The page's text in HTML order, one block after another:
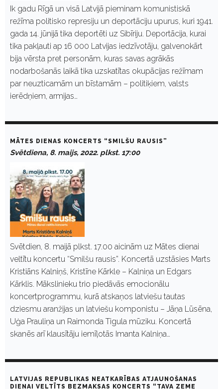
Ik gadu Rīgā un visā Latvijā pieminam komunistiskā
režīma politisko represiju un deportāciju upurus, kuri 1941.
gada 14. jūnijā tika deportēti uz Sibīriju. Deportācija, kurai
tika pakļauti ap 16 000 Latvijas iedzīvotāju, galvenokārt
bija vērsta pret personām, kuras savas agrākās
nodarbošanās laikā tika uzskatītas okupācijas režīmam
par neuzticamām un bīstamām – politiķiem, valsts
ierēdņiem, armijas…
MĀTES DIENAS KONCERTS “SMILŠU RAUSIS”
Svētdiena, 8. maijs, 2022. plkst. 17:00
Svētdien, 8. maijā plkst. 17.00 aicinām uz Mātes dienai
veltītu koncertu “Smilšu rausis”. Koncertā uzstāsies Marts
Kristiāns Kalniņš, Kristīne Kārkle – Kalniņa un Edgars
Kārklis. Mākslinieku trio piedāvās emocionālu
koncertprogrammu, kurā atskaņos latviešu tautas
dziesmu aranžijas un latviešu komponistu – Jāņa Lūsēna,
Uģa Prauliņa un Raimonda Tigula mūziku. Koncertā
skanēs arī klausītāju iemīļotās Imanta Kalniņa…
LATVIJAS REPUBLIKAS NEATKARĪBAS ATJAUNOŠANAS
DIENAI VELTĪTS BEZMAKSAS KONCERTS “TAVA ZEME